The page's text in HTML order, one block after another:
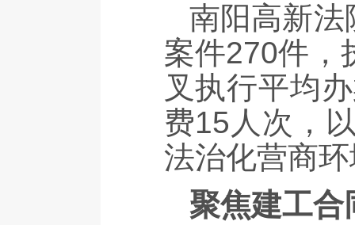
南阳高新法
案件270件，
叉执行平均
费15人次，
法治化营商
聚焦建工